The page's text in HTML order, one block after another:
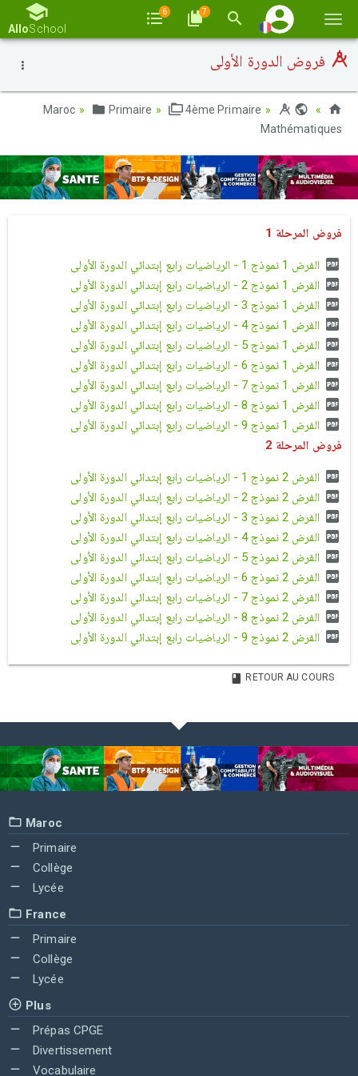
la
AlloSchool
6 7
فروض الدورة الأولى
Primaire
4ème Primaire
Mathématiques
فروض المرحلة 1
الفرض 1 نموذج 1 - الرياضيات رابع إبتدائي الدورة الأولى
الفرض 1 نموذج 2 - الرياضيات رابع إبتدائي الدورة الأولى
الفرض 1 نموذج 3 - الرياضيات رابع إبتدائي الدورة الأولى
الفرض 1 نموذج 4 - الرياضيات رابع إبتدائي الدورة الأولى
الفرض 1 نموذج 5 - الرياضيات رابع إبتدائي الدورة الأولى
الفرض 1 نموذج 6 - الرياضيات رابع إبتدائي الدورة الأولى
الفرض 1 نموذج 7 - الرياضيات رابع إبتدائي الدورة الأولى
الفرض 1 نموذج 8 - الرياضيات رابع إبتدائي الدورة الأولى
الفرض 1 نموذج 9 - الرياضيات رابع إبتدائي الدورة الأولى
فروض المرحلة 2
الفرض 2 نموذج 1 - الرياضيات رابع إبتدائي الدورة الأولى
الفرض 2 نموذج 2 - الرياضيات رابع إبتدائي الدورة الأولى
الفرض 2 نموذج 3 - الرياضيات رابع إبتدائي الدورة الأولى
الفرض 2 نموذج 4 - الرياضيات رابع إبتدائي الدورة الأولى
الفرض 2 نموذج 5 - الرياضيات رابع إبتدائي الدورة الأولى
الفرض 2 نموذج 6 - الرياضيات رابع إبتدائي الدورة الأولى
الفرض 2 نموذج 7 - الرياضيات رابع إبتدائي الدورة الأولى
الفرض 2 نموذج 8 - الرياضيات رابع إبتدائي الدورة الأولى
الفرض 2 نموذج 9 - الرياضيات رابع إبتدائي الدورة الأولى
RETOUR AU COURS
Maroc
Primaire
Collège
Lycée
France
Primaire
Collège
Lycée
Plus
Prépas CPGE
Divertissement
Vocabulaire